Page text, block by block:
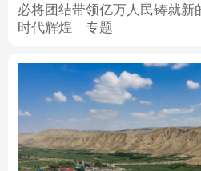
公益 一带一路
地方频道
北京 天津
必将团结带领亿万人民铸就新
时代辉煌
专题